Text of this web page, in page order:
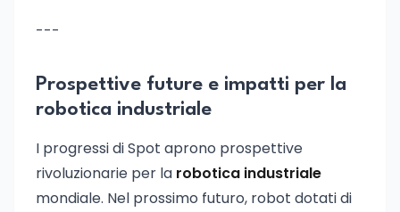
---
Prospettive future e impatti per la
robotica industriale
I progressi di Spot aprono prospettive
rivoluzionarie per la robotica industriale
mondiale. Nel prossimo futuro, robot dotati di